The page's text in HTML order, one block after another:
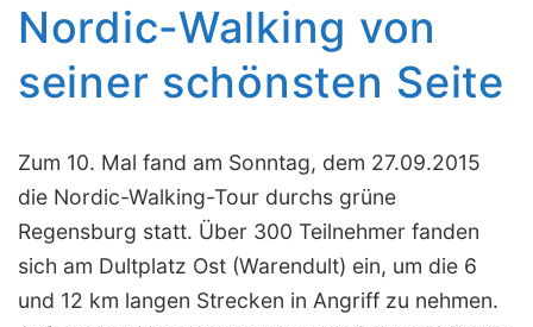
Nordic-Walking von
seiner schönsten Seite
Zum 10. Mal fand am Sonntag, dem 27.09.2015
die Nordic-Walking-Tour durchs grüne
Regensburg statt. Über 300 Teilnehmer fanden
sich am Dultplatz Ost (Warendult) ein, um die 6
und 12 km langen Strecken in Angriff zu nehmen.